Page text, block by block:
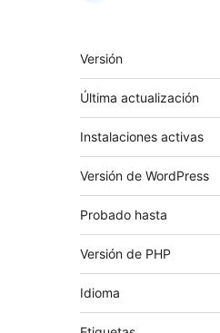
Meta
Versión
Última actualización
Instalaciones activas
Versión de WordPress
Probado hasta
Versión de PHP
Idioma